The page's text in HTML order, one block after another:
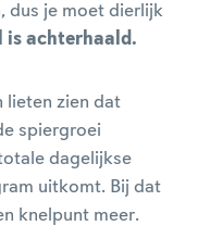
dus je moet dierlijk
is achterhaald.
lieten zien dat
spiergroei
dagelijkse
uitkomt. Bij dat
knelpunt meer.